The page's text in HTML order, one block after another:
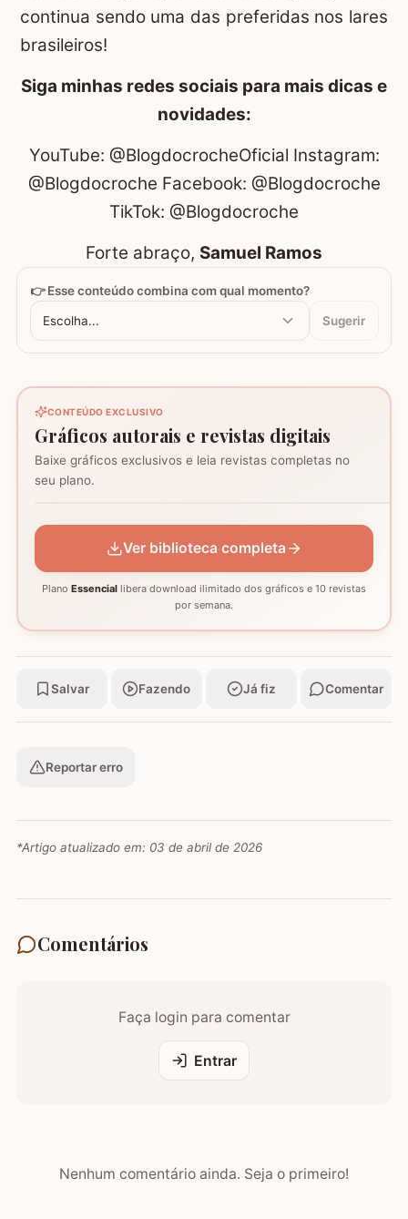
continua sendo uma das preferidas nos lares
brasileiros!
Siga minhas redes sociais para mais dicas e
novidades:
YouTube: @BlogdocrocheOficial Instagram:
@Blogdocroche Facebook: @Blogdocroche
TikTok: @Blogdocroche
Forte abraço, Samuel Ramos
👉 Esse conteúdo combina com qual momento?
Escolha... Sugerir
CONTEÚDO EXCLUSIVO
Gráficos autorais e revistas digitais
Baixe gráficos exclusivos e leia revistas completas no
seu plano.
Coração - Tapete
montagem
Ver biblioteca completa
Plano Essencial libera download ilimitado dos gráficos e 10 revistas
por semana.
Salvar Fazendo Já fiz Comentar
Reportar erro
*Artigo atualizado em: 03 de abril de 2026
Comentários
Faça login para comentar
Entrar
Nenhum comentário ainda. Seja o primeiro!